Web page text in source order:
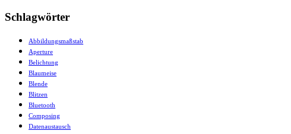
Schlagwörter
Abbildungsmaßstab
Aperture
Belichtung
Blaumeise
Blende
Blitzen
Bluetooth
Composing
Datenaustausch